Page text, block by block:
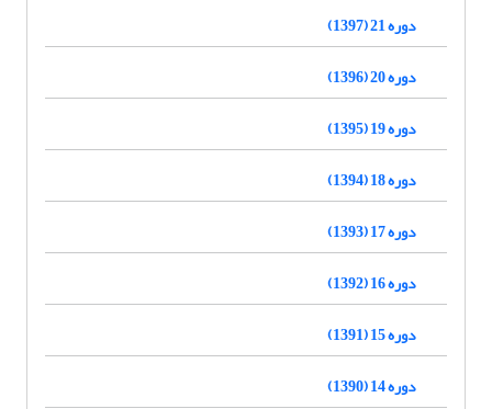
دوره 21 (1397)
دوره 20 (1396)
دوره 19 (1395)
دوره 18 (1394)
دوره 17 (1393)
دوره 16 (1392)
دوره 15 (1391)
دوره 14 (1390)